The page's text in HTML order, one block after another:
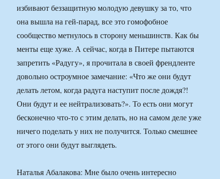
избивают беззащитную молодую девушку за то, что
она вышла на гей-парад, все это гомофобное
сообщество метнулось в сторону меньшинств. Как бы
менты еще хуже. А сейчас, когда в Питере пытаются
запретить «Радугу», я прочитала в своей френдленте
довольно остроумное замечание: «Что же они будут
делать летом, когда радуга наступит после дождя?!
Они будут и ее нейтрализовать?». То есть они могут
бесконечно что-то с этим делать, но на самом деле уже
ничего поделать у них не получится. Только смешнее
от этого они будут выглядеть.
Наталья Абалакова: Мне было очень интересно